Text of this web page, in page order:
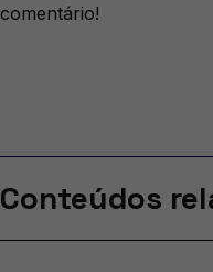
comentário!
Conteúdos